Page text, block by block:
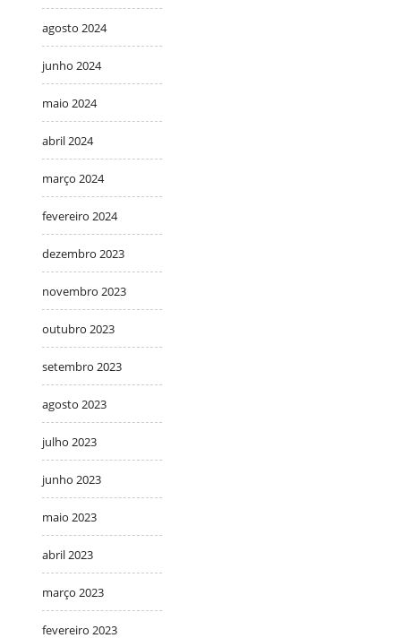
agosto 2024
junho 2024
maio 2024
abril 2024
março 2024
fevereiro 2024
dezembro 2023
novembro 2023
outubro 2023
setembro 2023
agosto 2023
julho 2023
junho 2023
maio 2023
abril 2023
março 2023
fevereiro 2023